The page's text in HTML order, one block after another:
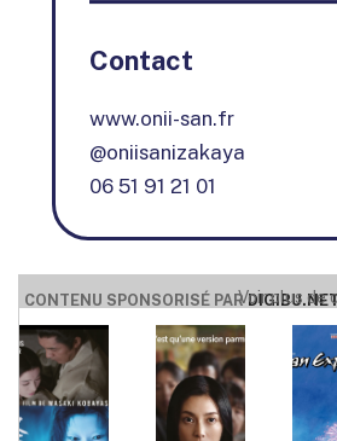
Contact
www.onii-san.fr
@oniisanizakaya
06 51 91 21 01
CONTENU SPONSORISÉ PARDIGIBU.NET
Voir plus de